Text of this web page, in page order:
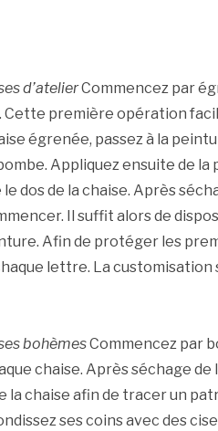
d’atelierCommencez par
Cette première opération
égrenée, passez à la
Appliquez ensuite de la
dos de la chaise. Après
Il suffit alors de
Afin de protéger les
lettre. La customisation
bohèmesCommencez par
chaise. Après séchage de
la chaise afin de tracer un
ses coins avec des